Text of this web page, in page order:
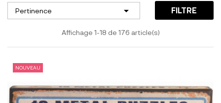
Pertinence  FILTRE
Affichage 1-18 de 176 article(s)
NOUVEAU